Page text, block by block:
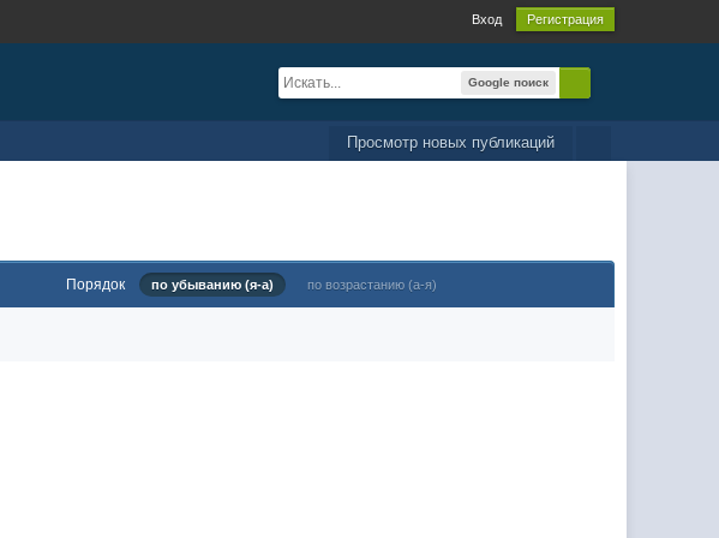
Вход Регистрация
Google поиск
Просмотр новых публикаций
Порядок по убыванию (я-а) по возрастанию (а-я)